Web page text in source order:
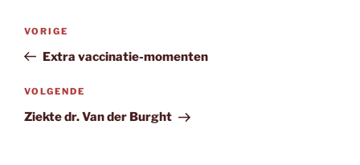
Vorig
bericht
VORIGE
Extra vaccinatie-momenten
Volgend
bericht
VOLGENDE
Ziekte dr. Van der Burght